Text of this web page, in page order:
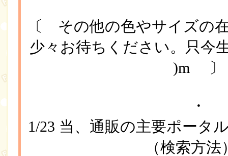
〔 その他の色やサイズの
少々お待ちください。只
)m 〕
・
1/23 当、通販の主要ポータ
（検索方法